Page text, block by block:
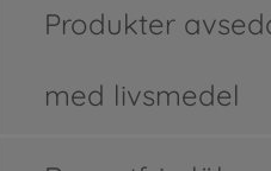
Produkter
med livsmedel